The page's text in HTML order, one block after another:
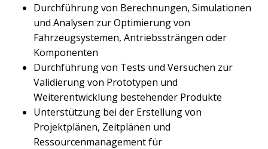
Durchführung von Berechnungen, Simulationen
und Analysen zur Optimierung von
Fahrzeugsystemen, Antriebssträngen oder
Komponenten
Durchführung von Tests und Versuchen zur
Validierung von Prototypen und
Weiterentwicklung bestehender Produkte
Unterstützung bei der Erstellung von
Projektplänen, Zeitplänen und
Ressourcenmanagement für